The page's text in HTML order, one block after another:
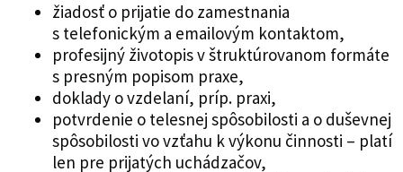
žiadosť o prijatie do zamestnania
s telefonickým a emailovým kontaktom,
profesijný životopis v štruktúrovanom formáte
s presným popisom praxe,
doklady o vzdelaní, príp. praxi,
potvrdenie o telesnej spôsobilosti a o duševnej
spôsobilosti vo vzťahu k výkonu činnosti – platí
len pre prijatých uchádzačov,